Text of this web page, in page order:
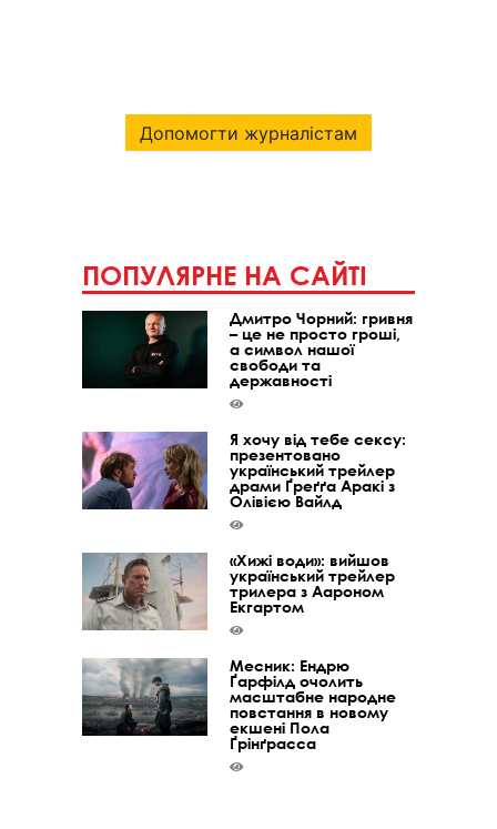
Допомогти журналістам
ПОПУЛЯРНЕ НА САЙТІ
Дмитро Чорний: гривня
– це не просто гроші,
а символ нашої
свободи та
державності
Я хочу від тебе сексу:
презентовано
український трейлер
драми Ґреґґа Аракі з
Олівією Вайлд
«Хижі води»: вийшов
український трейлер
трилера з Аароном
Екгартом
Месник: Ендрю
Ґарфілд очолить
масштабне народне
повстання в новому
екшені Пола
Ґрінґрасса